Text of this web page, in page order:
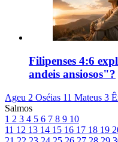
Filipenses 4:6
andeis ansiosos"?
Ageu 2 Oséias 11 Mateus 3
Salmos
1 2 3 4 5 6 7 8 9 10
11 12 13 14 15 16 17 18 19